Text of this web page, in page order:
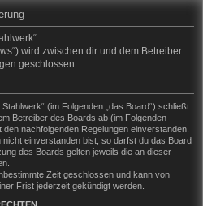
wird zwischen dir und dem Betreiber
geschlossen:
(im Folgenden „das Board“) schließt
Betreiber des Boards ab (im Folgenden
den nachfolgenden Regelungen einverstanden.
nicht einverstanden bist, so darfst du das Board
des Boards gelten jeweils die an dieser
Zeit geschlossen und kann von
Frist jederzeit gekündigt werden.